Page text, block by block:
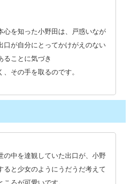
心を知った小野田は、戸惑いなが
口が自分にとってかけがえのない
ることに気づき
、その手を取るのです。
の中を達観していた出口が、小野
ると少女のようにうだうだ考えて